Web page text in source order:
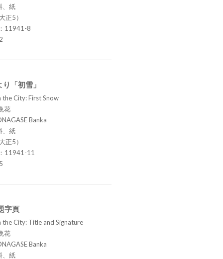
、紙
正5）
11941-8
り「初雪」
the City: First Snow
花
Banka
、紙
正5）
11941-11
字頁
the City: Title and Signature
花
Banka
、紙